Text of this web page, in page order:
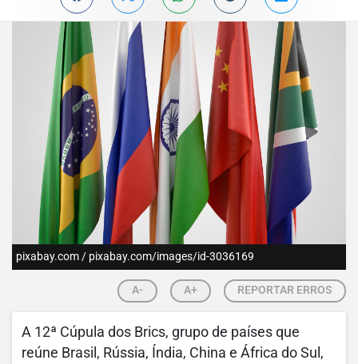
pixabay.com / pixabay.com/images/id-3036169
A- A+ REPORTAR ERROS
A 12ª Cúpula dos Brics, grupo de países que
reúne Brasil, Rússia, Índia, China e África do Sul,